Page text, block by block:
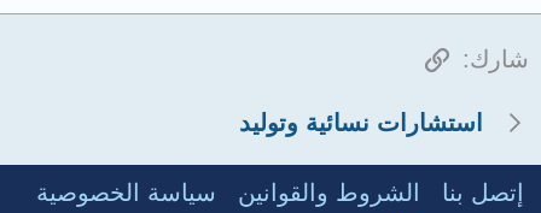
شارك: الرابط
استشارات نسائية وتوليد
إتصل بنا الشروط والقوانين
سياسة الخصوصية